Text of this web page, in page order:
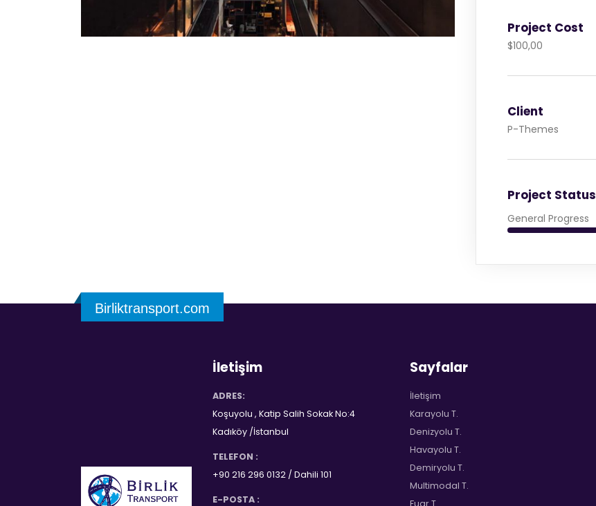
Project Cost
$100,00
Client
P-Themes
Project Status
General Progress
Birliktransport.com
İletişim
ADRES:
Koşuyolu , Katip Salih Sokak No:4
Kadıköy /İstanbul
TELEFON :
+90 216 296 0132 / Dahili 101
E-POSTA :
Sayfalar
İletişim
Karayolu T.
Denizyolu T.
Havayolu T.
Demiryolu T.
Multimodal T.
Fuar T.